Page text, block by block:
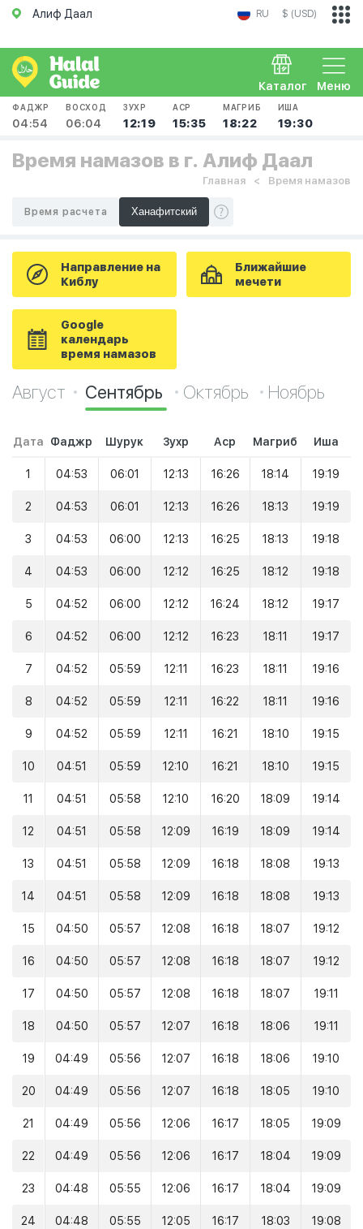
Алиф Даал RU $ (USD)
Меню
Каталог
ФАДЖР
04:54
ВОСХОД
06:04
ЗУХР
12:19
АСР
15:35
МАГРИБ
18:22
ИША
19:30
Время намазов в г. Алиф Даал
Главная Время намазов
Время расчета
Направление на
Киблу
Ближайшие
мечети
Google
календарь
время намазов
Август Сентябрь Октябрь Ноябрь
Дата Фаджр Шурук Зухр Аср Магриб Иша
1 04:53 06:01 12:13 16:26 18:14 19:19
2 04:53 06:01 12:13 16:26 18:13 19:19
3 04:53 06:00 12:13 16:25 18:13 19:18
4 04:53 06:00 12:12 16:25 18:12 19:18
5 04:52 06:00 12:12 16:24 18:12 19:17
6 04:52 06:00 12:12 16:23 18:11 19:17
7 04:52 05:59 12:11 16:23 18:11 19:16
8 04:52 05:59 12:11 16:22 18:11 19:16
9 04:52 05:59 12:11 16:21 18:10 19:15
10 04:51 05:59 12:10 16:21 18:10 19:15
11 04:51 05:58 12:10 16:20 18:09 19:14
12 04:51 05:58 12:09 16:19 18:09 19:14
13 04:51 05:58 12:09 16:18 18:08 19:13
14 04:51 05:58 12:09 16:18 18:08 19:13
15 04:50 05:57 12:08 16:18 18:07 19:12
16 04:50 05:57 12:08 16:18 18:07 19:12
17 04:50 05:57 12:08 16:18 18:07 19:11
18 04:50 05:57 12:07 16:18 18:06 19:11
19 04:49 05:56 12:07 16:18 18:06 19:10
20 04:49 05:56 12:07 16:18 18:05 19:10
21 04:49 05:56 12:06 16:17 18:05 19:09
22 04:49 05:56 12:06 16:17 18:04 19:09
23 04:48 05:55 12:06 16:17 18:04 19:09
24 04:48 05:55 12:05 16:17 18:03 19:08